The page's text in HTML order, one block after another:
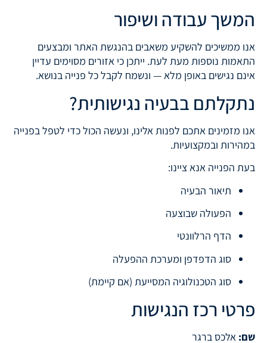
המשך עבודה ושיפור
אנו ממשיכים להשקיע משאבים בהנגשת האתר ומבצעים
התאמות נוספות מעת לעת. ייתכן כי אזורים מסוימים עדיין
אינם נגישים באופן מלא — ונשמח לקבל כל פנייה בנושא.
נתקלתם בבעיה נגישותית?
אנו מזמינים אתכם לפנות אלינו, ונעשה הכול כדי לטפל בפנייה
במהירות ובמקצועיות.
בעת הפנייה אנא ציינו:
תיאור הבעיה
הפעולה שבוצעה
הדף הרלוונטי
סוג הדפדפן ומערכת ההפעלה
סוג הטכנולוגיה המסייעת (אם קיימת)
פרטי רכז הנגישות
שם: אלכס ברגר